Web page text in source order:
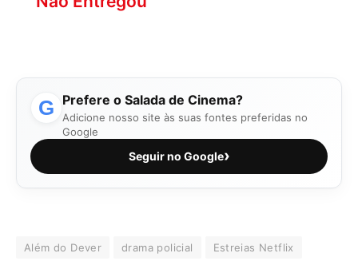
G Prefere o Salada de Cinema?
Adicione nosso site às suas fontes preferidas no
Google
Seguir no Google›
Além do Dever drama policial
Estreias Netflix